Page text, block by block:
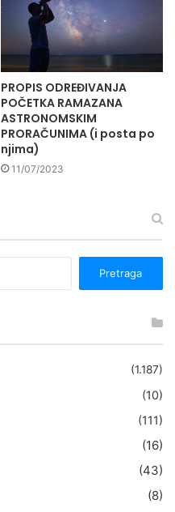
PROPIS ODREĐIVANJA
POČETKA RAMAZANA
ASTRONOMSKIM
PRORAČUNIMA (i posta po
njima)
11/07/2023
(1.187)
(10)
(111)
(16)
(43)
(8)